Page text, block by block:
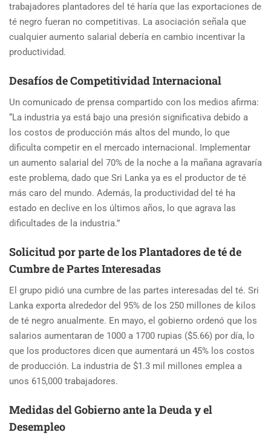
trabajadores plantadores del té haría que las exportaciones de
té negro fueran no competitivas. La asociación señala que
cualquier aumento salarial debería en cambio incentivar la
productividad.
Desafíos de Competitividad Internacional
Un comunicado de prensa compartido con los medios afirma:
“La industria ya está bajo una presión significativa debido a
los costos de producción más altos del mundo, lo que
dificulta competir en el mercado internacional. Implementar
un aumento salarial del 70% de la noche a la mañana agravaría
este problema, dado que Sri Lanka ya es el productor de té
más caro del mundo. Además, la productividad del té ha
estado en declive en los últimos años, lo que agrava las
dificultades de la industria.”
Solicitud por parte de los Plantadores de té de
Cumbre de Partes Interesadas
El grupo pidió una cumbre de las partes interesadas del té. Sri
Lanka exporta alrededor del 95% de los 250 millones de kilos
de té negro anualmente. En mayo, el gobierno ordenó que los
salarios aumentaran de 1000 a 1700 rupias ($5.66) por día, lo
que los productores dicen que aumentará un 45% los costos
de producción. La industria de $1.3 mil millones emplea a
unos 615,000 trabajadores.
Medidas del Gobierno ante la Deuda y el
Desempleo